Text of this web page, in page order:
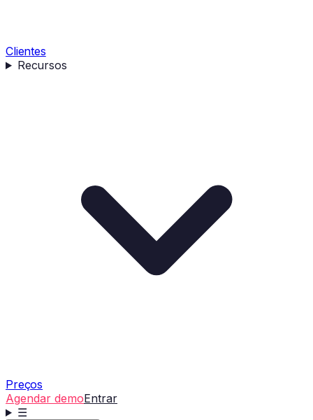
Clientes
Recursos
Preços
Agendar demoEntrar
☰